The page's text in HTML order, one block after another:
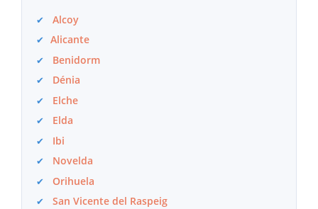
Alcoy
Alicante
Benidorm
Dénia
Elche
Elda
Ibi
Novelda
Orihuela
San Vicente del Raspeig